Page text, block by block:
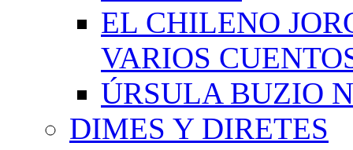
EL CHILENO
VARIOS
ÚRSULA BUZIO
DIMES Y DIRETES